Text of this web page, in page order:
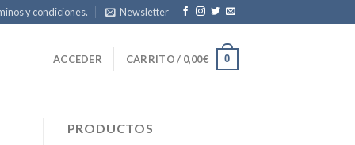
y condiciones. Newsletter
ACCEDER CARRITO / 0,00€ 0
PRODUCTOS